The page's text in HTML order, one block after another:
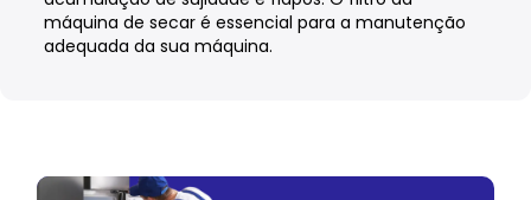
máquina de secar é essencial para a manutenção
adequada da sua máquina.